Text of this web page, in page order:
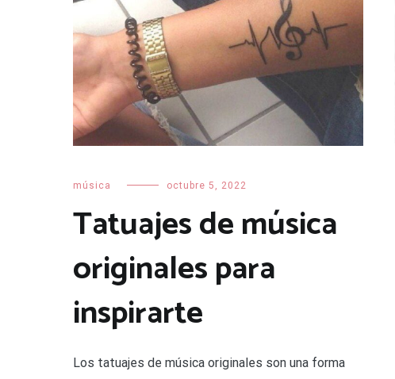
música octubre 5, 2022
Tatuajes de música
originales para
inspirarte
Los tatuajes de música originales son una forma